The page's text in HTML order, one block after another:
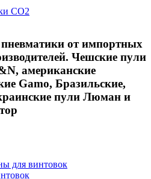
CO2
от импортных
Чешские пули
американские
Gamo, Бразильские,
пули Люман и
для винтовок